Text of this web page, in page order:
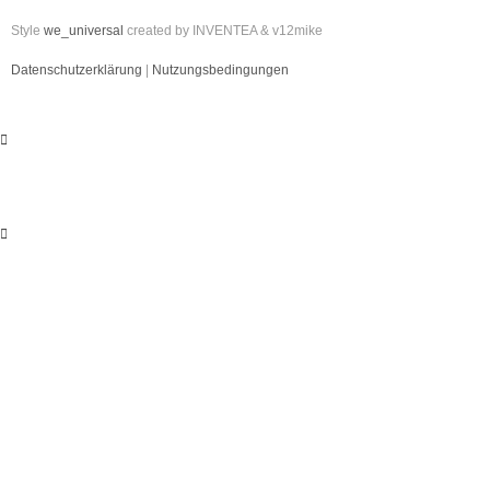
Style we_universal created by INVENTEA & v12mike
Datenschutzerklärung Nutzungsbedingungen